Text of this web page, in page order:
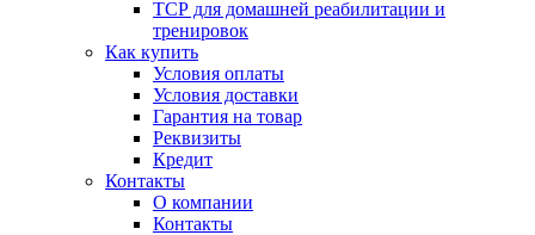
ТСР для домашней реабилитации и
тренировок
Как купить
Условия оплаты
Условия доставки
Гарантия на товар
Реквизиты
Кредит
Контакты
О компании
Контакты